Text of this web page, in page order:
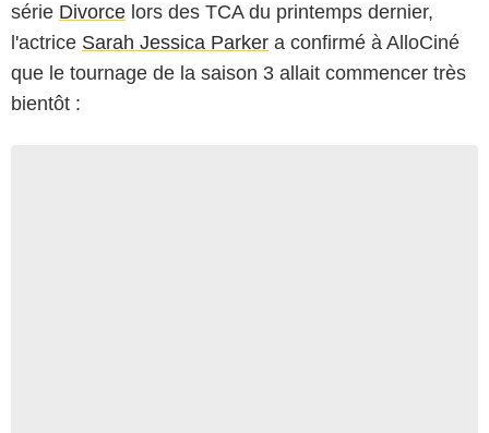
série Divorce lors des TCA du printemps dernier,
l'actrice Sarah Jessica Parker a confirmé à AlloCiné
que le tournage de la saison 3 allait commencer très
bientôt :